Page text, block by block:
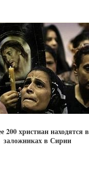
200 христиан находятся в
заложниках в Сирии